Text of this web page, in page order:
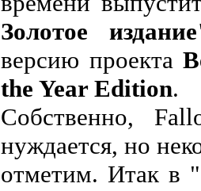
Золотое
версию проекта
the Year Edition.
Собственно,
нуждается, но
отметим. Итак в